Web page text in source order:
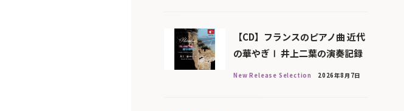
【CD】フランスのピアノ曲 近代
の華やぎⅠ 井上二葉の演奏記録
New Release Selection 2026年8月7日